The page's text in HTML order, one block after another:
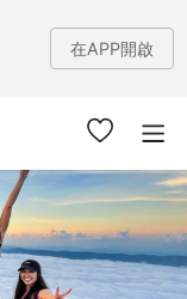
在APP開啟